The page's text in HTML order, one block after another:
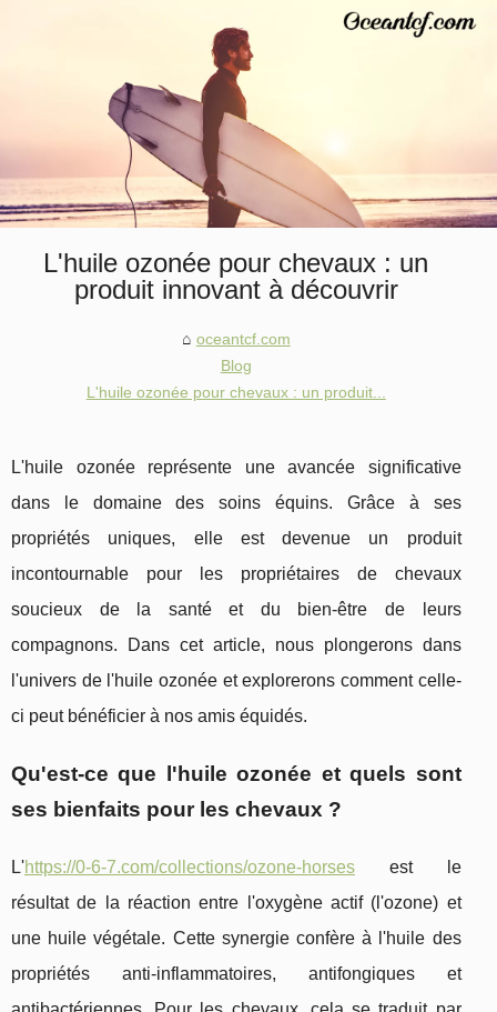
L'huile ozonée pour chevaux : un
produit innovant à découvrir
oceantcf.com
Blog
L'huile ozonée pour chevaux : un produit...
L'huile ozonée représente une avancée significative
dans le domaine des soins équins. Grâce à ses
propriétés uniques, elle est devenue un produit
incontournable pour les propriétaires de chevaux
soucieux de la santé et du bien-être de leurs
compagnons. Dans cet article, nous plongerons dans
l'univers de l'huile ozonée et explorerons comment celle-
ci peut bénéficier à nos amis équidés.
Qu'est-ce que l'huile ozonée et quels sont
ses bienfaits pour les chevaux ?
L'https://0-6-7.com/collections/ozone-horses est le
résultat de la réaction entre l'oxygène actif (l'ozone) et
une huile végétale. Cette synergie confère à l'huile des
propriétés anti-inflammatoires, antifongiques et